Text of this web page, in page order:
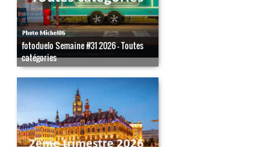
fotoduelo Semaine #31 2026 - Toutes
catégories